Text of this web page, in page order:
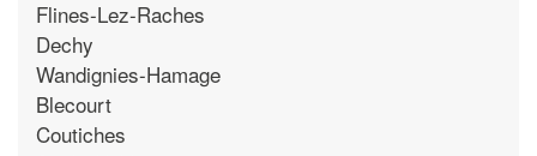
Flines-Lez-Raches
Dechy
Wandignies-Hamage
Blecourt
Coutiches